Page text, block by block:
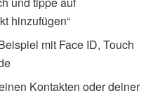
hinzufügen“
mit Face ID, Touch
Kontakten oder deiner